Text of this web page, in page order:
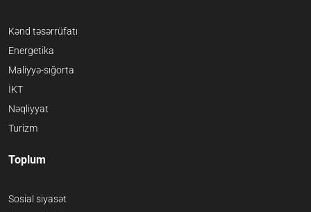
Kənd təsərrüfatı
Energetika
Maliyyə-sığorta
İKT
Nəqliyyat
Turizm
Toplum
Sosial siyasət